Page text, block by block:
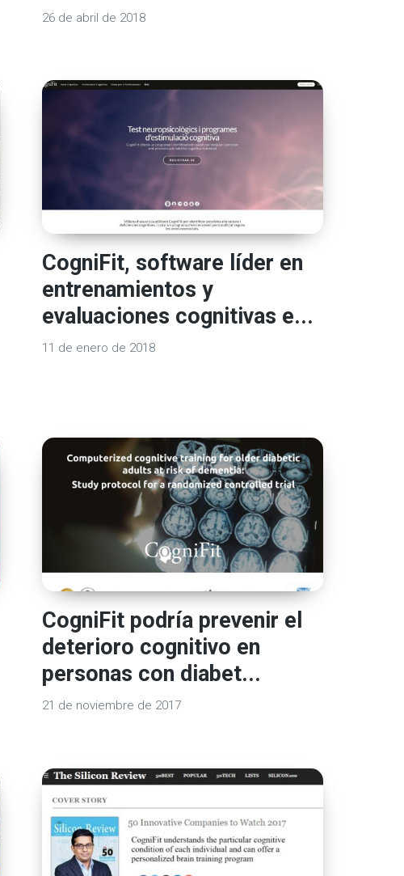
26 de abril de 2018
CogniFit, software líder en
entrenamientos y
evaluaciones cognitivas e...
11 de enero de 2018
CogniFit podría prevenir el
deterioro cognitivo en
personas con diabet...
21 de noviembre de 2017